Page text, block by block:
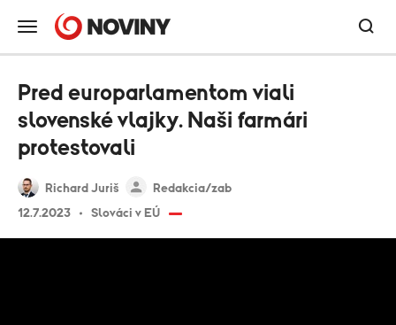
Richard Juriš
Redakcia/zab
12.7.2023
Slováci v EÚ
Pred europarlamentom viali
slovenské vlajky. Naši farmári
protestovali